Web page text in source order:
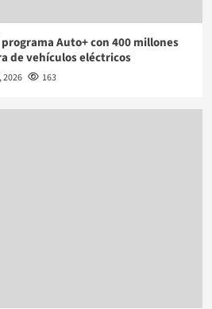
Auto+ con 400 millones
de vehículos eléctricos
2026 163